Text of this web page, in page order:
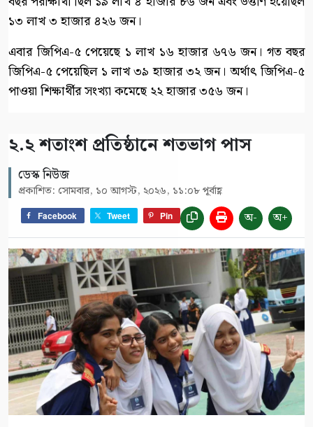
১৩ লাখ ৩ হাজার ৪২৬ জন।
এবার জিপিএ-৫ পেয়েছে ১ লাখ ১৬ হাজার ৬৭৬ জন। গত বছর
জিপিএ-৫ পেয়েছিল ১ লাখ ৩৯ হাজার ৩২ জন। অর্থাৎ জিপিএ-৫
পাওয়া শিক্ষার্থীর সংখ্যা কমেছে ২২ হাজার ৩৫৬ জন।
২.২ শতাংশ প্রতিষ্ঠানে শতভাগ পাস
ডেস্ক নিউজ
প্রকাশিত: সোমবার, ১০ আগস্ট, ২০২৬, ১১:০৮ পূর্বাহ্ণ
Facebook Tweet Pin অ- অ+